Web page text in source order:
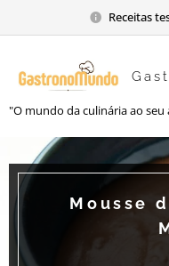
Receitas
"O mundo da culinária ao seu
Mousse